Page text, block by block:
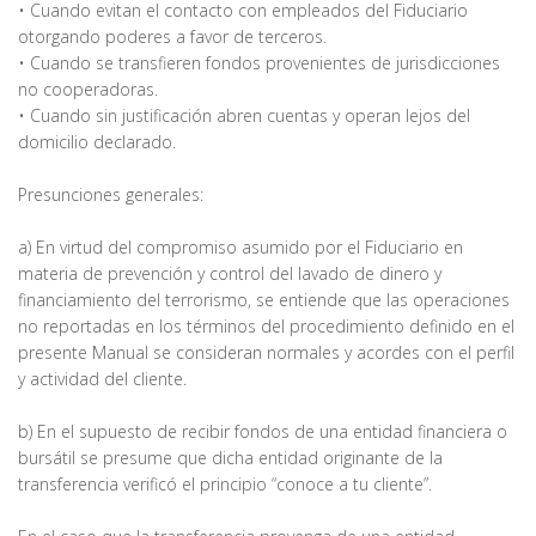
• Cuando evitan el contacto con empleados del Fiduciario
otorgando poderes a favor de terceros.
• Cuando se transfieren fondos provenientes de jurisdicciones
no cooperadoras.
• Cuando sin justificación abren cuentas y operan lejos del
domicilio declarado.
Presunciones generales:
a) En virtud del compromiso asumido por el Fiduciario en
materia de prevención y control del lavado de dinero y
financiamiento del terrorismo, se entiende que las operaciones
no reportadas en los términos del procedimiento definido en el
presente Manual se consideran normales y acordes con el perfil
y actividad del cliente.
b) En el supuesto de recibir fondos de una entidad financiera o
bursátil se presume que dicha entidad originante de la
transferencia verificó el principio “conoce a tu cliente”.